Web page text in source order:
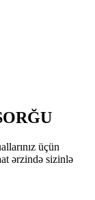
üçün
ərzində sizinlə